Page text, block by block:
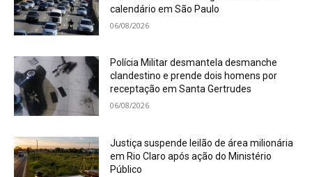
calendário em São Paulo
06/08/2026
Polícia Militar desmantela desmanche
clandestino e prende dois homens por
receptação em Santa Gertrudes
06/08/2026
Justiça suspende leilão de área milionária
em Rio Claro após ação do Ministério
Público